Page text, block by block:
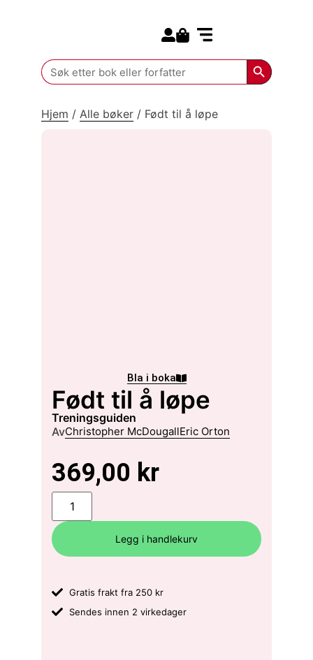
Search
for:
Search
Hjem / Alle bøker / Født til å løpe
Bla i boka
Født til å løpe
treningsguiden
AvChristopher McDougallEric Orton
369,00 kr
Legg i handlekurv
Gratis frakt fra 250 kr
Sendes innen 2 virkedager